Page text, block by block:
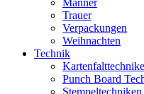
Männer
Trauer
Verpackungen
Weihnachten
Technik
Punch Board
Stempeltechniken